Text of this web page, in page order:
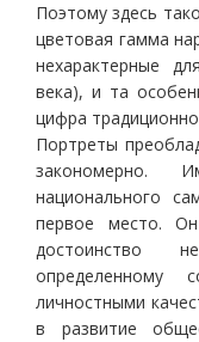
Поэтому здесь
цветовая гамма
нехарактерные
века), и та
цифра
Портреты
закономерно.
национального
первое место.
достоинство
определенному
личностными
в развитие